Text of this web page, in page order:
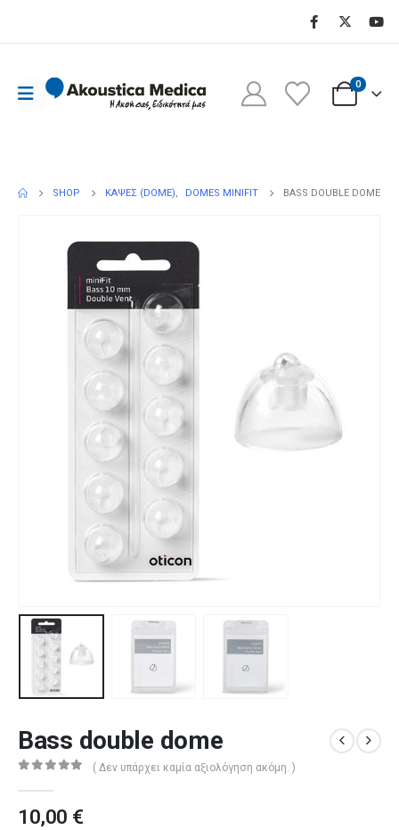
0
SHOP ΚΆΨΕΣ (DOME), DOMES MINIFIT BASS DOUBLE DOME
Bass double dome
( Δεν υπάρχει καμία αξιολόγηση ακόμη. )
10,00 €